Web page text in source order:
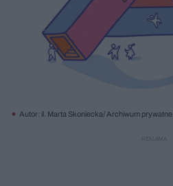
Autor: il. Marta Skoniecka/ Archiwum prywatne